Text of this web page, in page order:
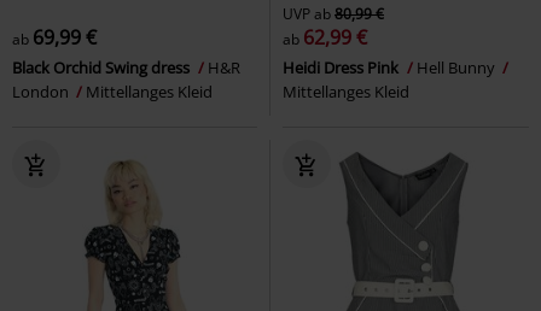
ab 69,99 €
Black Orchid Swing dress
H&R
London
Mittellanges Kleid
UVPab80,99 €
ab 62,99 €
Heidi Dress Pink
Hell Bunny
Mittellanges Kleid